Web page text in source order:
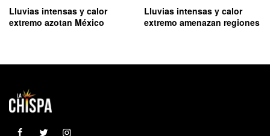
Lluvias intensas y calor
extremo azotan México
Lluvias intensas y calor
extremo amenazan regiones